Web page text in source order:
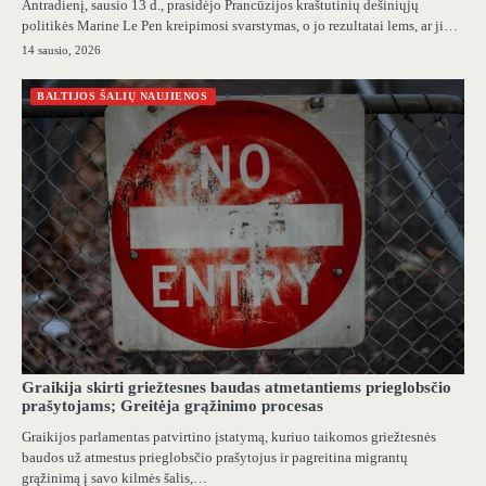
Antradienį, sausio 13 d., prasidėjo Prancūzijos kraštutinių dešiniųjų
politikės Marine Le Pen kreipimosi svarstymas, o jo rezultatai lems, ar ji…
14 sausio, 2026
BALTIJOS ŠALIŲ NAUJIENOS
Graikija skirti griežtesnes baudas atmetantiems prieglobsčio
prašytojams; Greitėja grąžinimo procesas
Graikijos parlamentas patvirtino įstatymą, kuriuo taikomos griežtesnės
baudos už atmestus prieglobsčio prašytojus ir pagreitina migrantų
grąžinimą į savo kilmės šalis,…